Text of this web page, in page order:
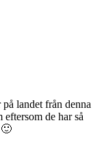
landet från denna
de har så
🙂